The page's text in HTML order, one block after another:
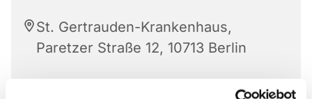
St. Gertrauden-Krankenhaus,
Paretzer Straße 12, 10713 Berlin